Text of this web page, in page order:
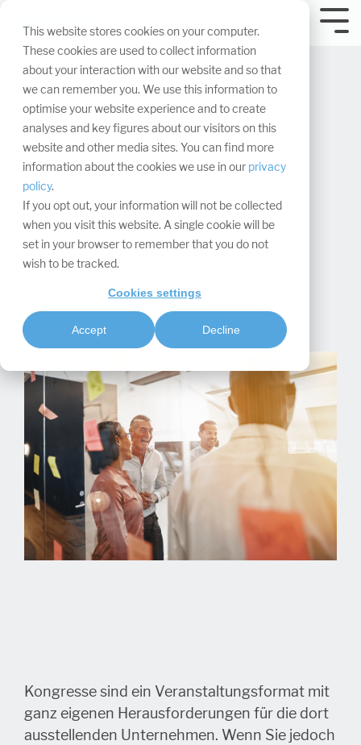
This website stores cookies on your computer.
These cookies are used to collect information
about your interaction with our website and so that
we can remember you. We use this information to
optimise your website experience and to create
analyses and key figures about our visitors on this
website and other media sites. You can find more
information about the cookies we use in our privacy
policy.
If you opt out, your information will not be collected
when you visit this website. A single cookie will be
set in your browser to remember that you do not
wish to be tracked.
Cookies settings
Accept Decline
überspringen.
Auf Kongressen
ausstellen
Dr. Christian Coppeneur-Guelz: Updated on
Projektmanagement & Prozesse
Kongresse sind ein Veranstaltungsformat mit
ganz eigenen Herausforderungen für die dort
ausstellenden Unternehmen. Wenn Sie jedoch